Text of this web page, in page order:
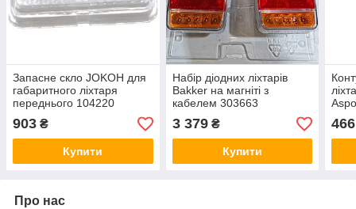
Запасне скло JOKOH для
габаритного ліхтаря
переднього 104220
903 ₴
Купити
Набір діодних ліхтарів
Bakker на магніті з
кабелем 303663
3 379₴
Купити
466
Про нас